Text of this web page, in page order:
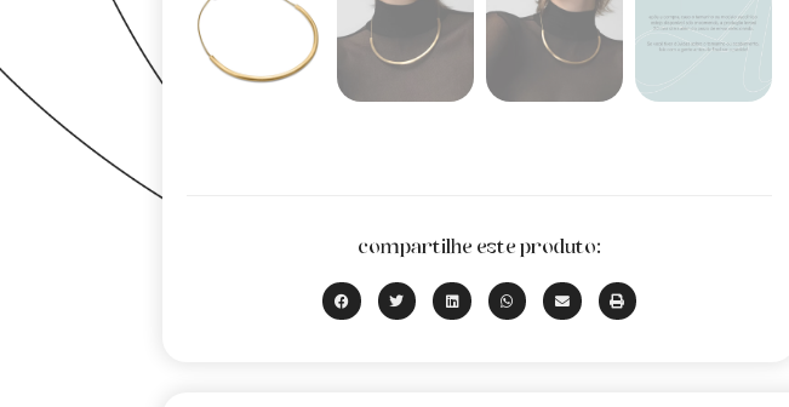
compartilhe este produto: